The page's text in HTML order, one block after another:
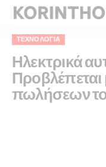
ΤΕΧΝΟΛΟΓΊΑ
Ηλεκτρικά
πωλήσεων